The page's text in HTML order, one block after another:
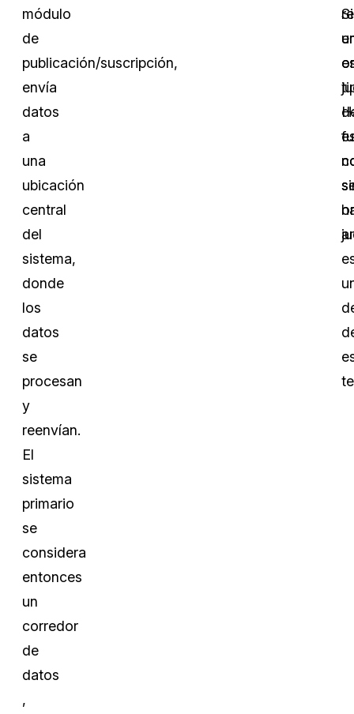
módulo
de
publicación/suscripción,
envía
datos
a
una
ubicación
central
del
sistema,
donde
los
datos
se
procesan
y
reenvían.
El
sistema
primario
se
considera
entonces
un
corredor
de
datos
,